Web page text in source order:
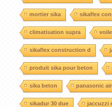
mortier sika sikaflex
climatisation supra
sikaflex construction d
produit sika pour beton
sika beton panasonic
sikadur 30 due jaccuzzi